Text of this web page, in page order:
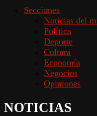
Secciones
Noticias del
Política
Deporte
Cultura
Economía
Negocios
Opiniones
NOTICIAS